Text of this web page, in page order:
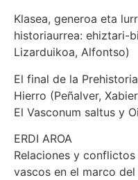
Klasea, generoa eta
historiaurrea: ehiztari-
Lizarduikoa, Alfontso)
El final de la
Hierro (Peñalver,
El Vasconum saltus y
ERDI AROA
Relaciones y
vascos en el marco